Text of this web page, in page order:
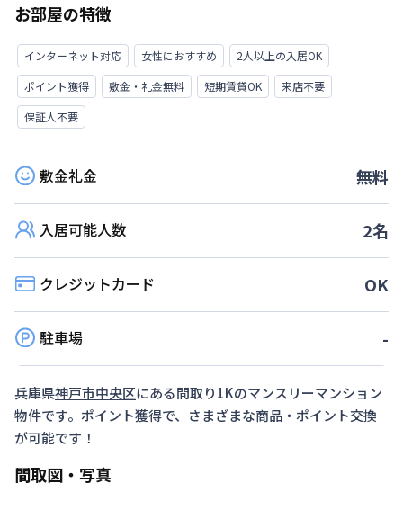
お部屋の特徴
インターネット対応 女性におすすめ
2人以上の入居OK
ポイント獲得
敷金・礼金無料 短期賃貸OK
来店不要
保証人不要
敷金礼金 無料
入居可能人数 2名
クレジットカード OK
駐車場 -
兵庫県神戸市中央区にある間取り1Kのマンスリーマンション
物件です。ポイント獲得で、さまざまな商品・ポイント交換
が可能です！
間取図・写真